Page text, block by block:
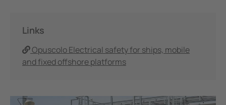
Links
Opuscolo Electrical safety for ships, mobile
and fixed offshore platforms